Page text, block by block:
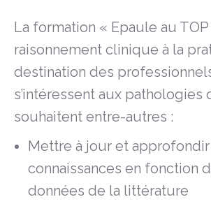
La formation « Epaule au
raisonnement clinique à la
destination des
s’intéressent aux pathologies
souhaitent entre-autres :
Mettre à jour et
connaissances en fonction
données de la littérature